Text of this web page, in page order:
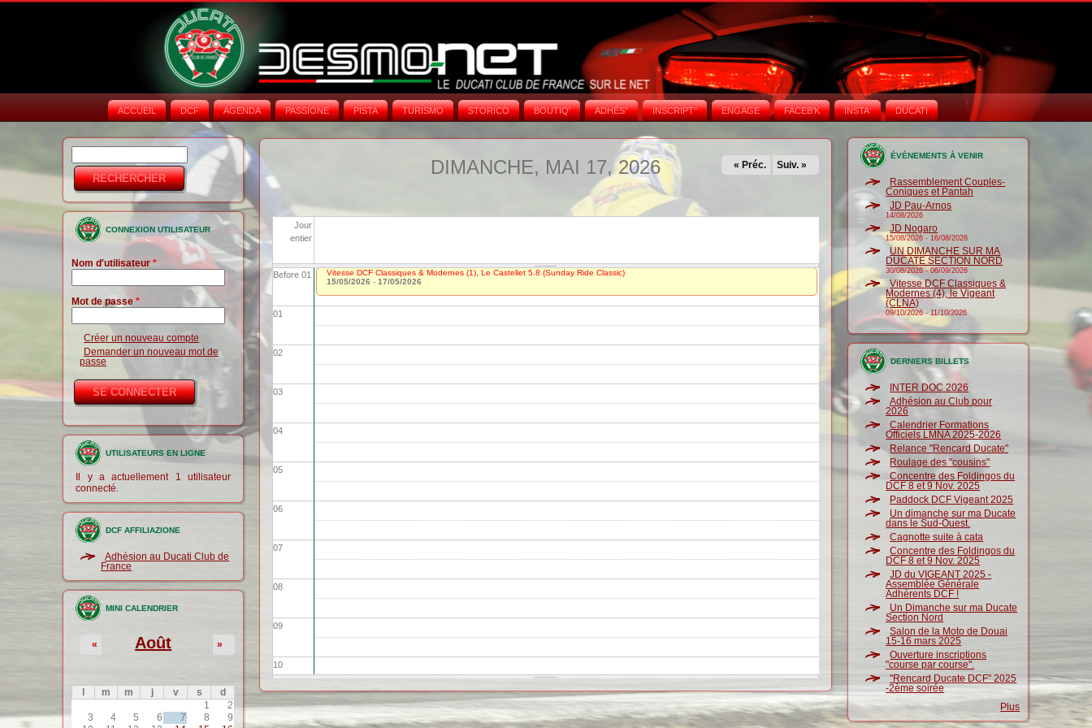
ACCUEIL DCF AGENDA PASSIONE PISTA TURISMO STORICO BOUTIQ' ADHÉS° INSCRIPT° ENGAGE FACEB'K INSTA‘ DUCATI
Formulaire de
recherche
CONNEXION UTILISATEUR
Nom d'utilisateur*
Mot de passe*
Créer un nouveau compte
Demander un nouveau mot de
passe
UTILISATEURS EN LIGNE
Il y a actuellement 1 utilisateur
connecté.
DCF AFFILIAZIONE
Adhésion au Ducati Club de
France
MINI CALENDRIER
Août
« »
m m j v s
d
1
2
3
4 5 6 7 8
9
DIMANCHE, MAI 17, 2026 « Préc. Suiv. »
Jour
entier
Before 01
01
02
03
04
05
06
07
08
09
10
Vitesse DCF Classiques & Modernes (1), Le Castellet 5.8 (Sunday Ride Classic)
15/05/2026 -17/05/2026
ÉVÉNEMENTS À VENIR
Rassemblement Couples-
Coniques et Pantah
JD Pau-Arnos
14/08/2026
JD Nogaro
15/08/2026 -16/08/2026
UN DIMANCHE SUR MA
DUCATE SECTION NORD
30/08/2026-06/09/2026
Vitesse DCF Classiques &
Modernes (4), le Vigeant
(CLNA)
09/10/2026-11/10/2026
DERNIERS BILLETS
INTER DOC 2026
Adhésion au Club pour
2026
Calendrier Formations
Officiels LMNA 2025-2026
Relance "Rencard Ducate"
Roulage des "cousins"
Concentre des Foldingos du
DCF 8 et 9 Nov. 2025
Paddock DCF Vigeant 2025
Un dimanche sur ma Ducate
dans le Sud-Ouest.
Cagnotte suite à cata
Concentre des Foldingos du
DCF 8 et 9 Nov. 2025
JD du VIGEANT 2025 -
Assemblée Générale
Adhérents DCF !
Un Dimanche sur ma Ducate
Section Nord
Salon de la Moto de Douai
15-16 mars 2025
Ouverture inscriptions
"course par course".
"Rencard Ducate DCF" 2025
-2ème soirée
Plus